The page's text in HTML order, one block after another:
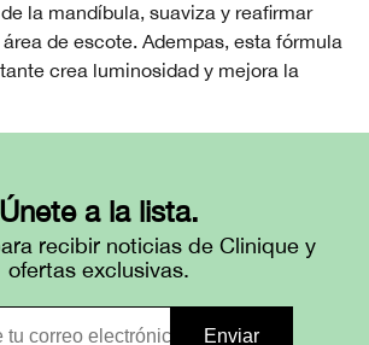
la mandíbula, suaviza y reafirmar
de escote. Adempas, esta fórmula
crea luminosidad y mejora la
Únete a la lista.
recibir noticias de Clinique y
ofertas exclusivas.